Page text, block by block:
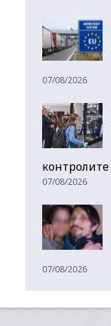
07/08/2026
контролите
07/08/2026
07/08/2026